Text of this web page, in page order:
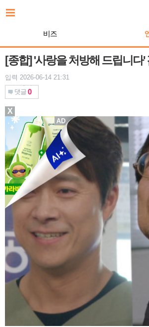
문
기
비즈
[종합] '사랑을 처방해 드립니다'
입력 2026-06-14 21:31
댓글 0
X